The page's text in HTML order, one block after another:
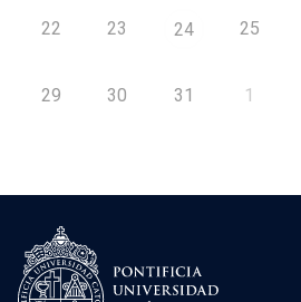
22 23 24 25
29 30 31 1